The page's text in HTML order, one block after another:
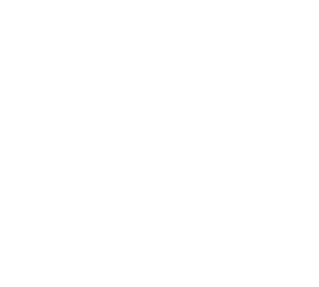
PAR UN
À
ACHETER UNE